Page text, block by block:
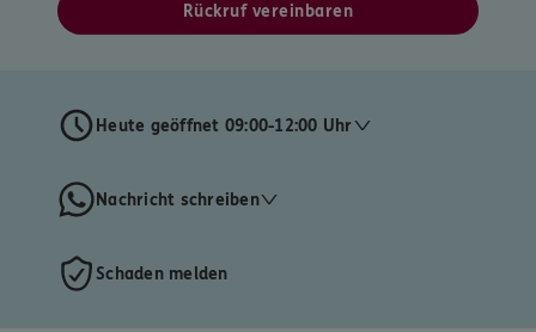
Rückruf vereinbaren
Heute geöffnet 09:00-12:00 Uhr
Nachricht schreiben
Schaden melden